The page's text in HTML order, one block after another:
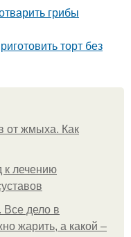
грибы
торт без
от жмыха. Как
к лечению
Все дело в
жарить, а какой –